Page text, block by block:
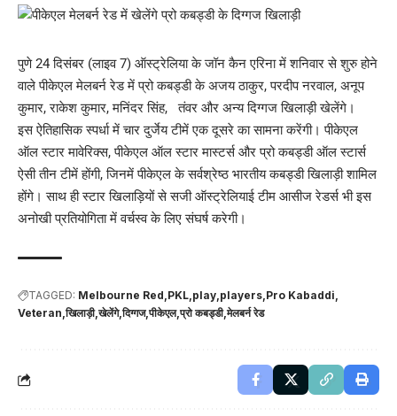
पुणे 24 दिसंबर (लाइव 7) ऑस्ट्रेलिया के जॉन कैन एरिना में शनिवार से शुरु होने
वाले पीकेएल मेलबर्न रेड में प्रो कबड्डी के अजय ठाकुर, परदीप नरवाल, अनूप
कुमार, राकेश कुमार, मनिंदर सिंह, तंवर और अन्य दिग्गज खिलाड़ी खेलेंगे।
इस ऐतिहासिक स्पर्धा में चार दुर्जेय टीमें एक दूसरे का सामना करेंगी। पीकेएल
ऑल स्टार मावेरिक्स, पीकेएल ऑल स्टार मास्टर्स और प्रो कबड्डी ऑल स्टार्स
ऐसी तीन टीमें होंगी, जिनमें पीकेएल के सर्वश्रेष्ठ भारतीय कबड्डी खिलाड़ी शामिल
होंगे। साथ ही स्टार खिलाड़ियों से सजी ऑस्ट्रेलियाई टीम आसीज रेडर्स भी इस
अनोखी प्रतियोगिता में वर्चस्व के लिए संघर्ष करेगी।
TAGGED: Melbourne Red PKL play players Pro Kabaddi
Veteran खिलाड़ी खेलेंगे दिग्गज पीकेएल प्रो कबड्डी मेलबर्न रेड